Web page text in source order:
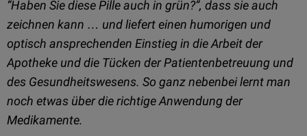
“Haben Sie diese Pille auch in grün?”, dass sie auch
zeichnen kann … und liefert einen humorigen und
optisch ansprechenden Einstieg in die Arbeit der
Apotheke und die Tücken der Patientenbetreuung und
des Gesundheitswesens. So ganz nebenbei lernt man
noch etwas über die richtige Anwendung der
Medikamente.